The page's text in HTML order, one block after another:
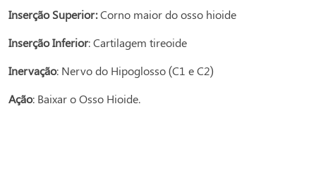
Inserção Superior:Corno maior do osso hioide
Inserção Inferior: Cartilagem tireoide
Inervação: Nervo do Hipoglosso (C1 e C2)
Ação: Baixar o Osso Hioide.